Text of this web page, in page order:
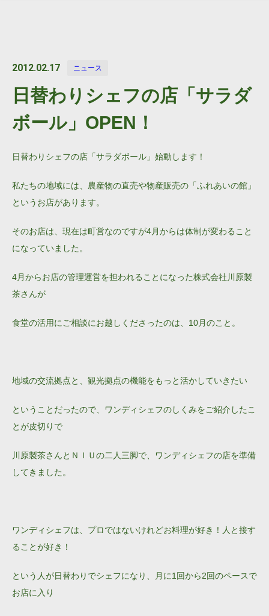
2012.02.17 ニュース
日替わりシェフの店「サラダ
ボール」OPEN！
日替わりシェフの店「サラダボール」始動します！
私たちの地域には、農産物の直売や物産販売の「ふれあいの館」
というお店があります。
そのお店は、現在は町営なのですが4月からは体制が変わること
になっていました。
4月からお店の管理運営を担われることになった株式会社川原製
茶さんが
食堂の活用にご相談にお越しくださったのは、10月のこと。
地域の交流拠点と、観光拠点の機能をもっと活かしていきたい
ということだったので、ワンディシェフのしくみをご紹介したこ
とが皮切りで
川原製茶さんとＮＩＵの二人三脚で、ワンディシェフの店を準備
してきました。
ワンディシェフは、プロではないけれどお料理が好き！人と接す
ることが好き！
という人が日替わりでシェフになり、月に1回から2回のペースで
お店に入り